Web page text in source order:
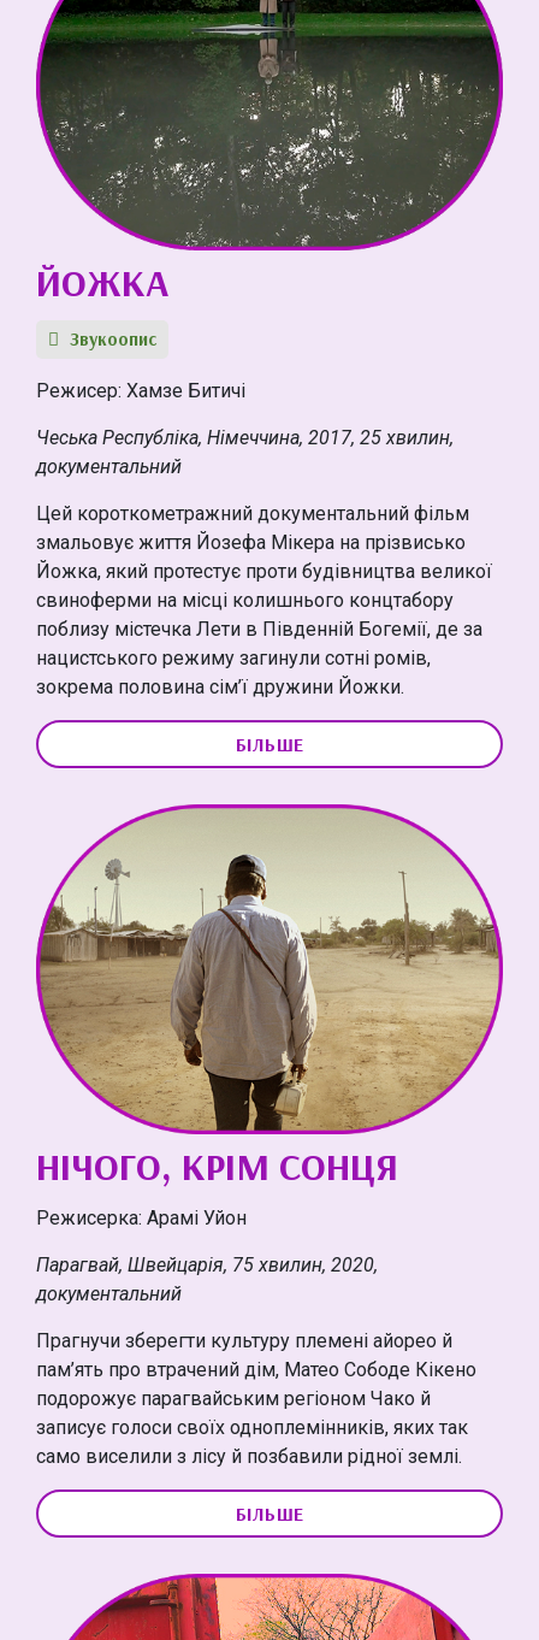
ЙОЖКА
Звукоопис
Режисер: Хамзе Битичі
Чеська Республіка, Німеччина, 2017, 25 хвилин,
документальний
Цей короткометражний документальний фільм
змальовує життя Йозефа Мікера на прізвисько
Йожка, який протестує проти будівництва великої
свиноферми на місці колишнього концтабору
поблизу містечка Лети в Південній Богемії, де за
нацистського режиму загинули сотні ромів,
зокрема половина сім’ї дружини Йожки.
БІЛЬШЕ
НІЧОГО, КРІМ СОНЦЯ
Режисерка: Арамі Уйон
Парагвай, Швейцарія, 75 хвилин, 2020,
документальний
Прагнучи зберегти культуру племені айорео й
пам’ять про втрачений дім, Матео Сободе Кікено
подорожує парагвайським регіоном Чако й
записує голоси своїх одноплемінників, яких так
само виселили з лісу й позбавили рідної землі.
БІЛЬШЕ